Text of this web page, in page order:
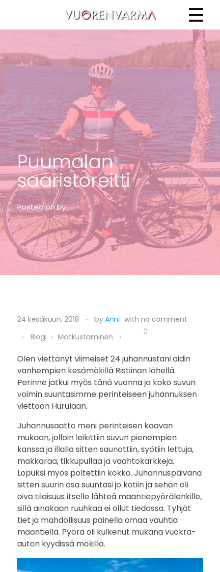
Vuorenvarma
Puumalan
saaristoreitti
Posted onby
P
u
u
m
a
a
n
s
a
a
r
i
24 kesäkuun, 2018 by Anni with no comment
Blogi
Matkustaminen
0
Olen viettänyt viimeiset 24 juhannustani äidin
vanhempien kesämökillä Ristiinan lähellä.
Perinne jatkui myös tänä vuonna ja koko suvun
voimin suuntasimme perinteiseen juhannuksen
viettoon Hurulaan.
Juhannusaatto meni perinteisen kaavan
mukaan, jolloin leikittiin suvun pienempien
kanssa ja illalla sitten saunottiin, syötiin lettuja,
makkaraa, tikkupullaa ja vaahtokarkkeja.
Lopuksi myös poltettiin kokko. Juhannuspäivänä
sitten suurin osa suuntasi jo kotiin ja sehän oli
oiva tilaisuus itselle lähteä maantiepyörälenkille,
sillä ainakaan ruuhkaa ei ollut tiedossa. Tyhjät
tiet ja mahdollisuus painella omaa vauhtia
maantiellä. Pyörä oli kulkenut mukana vuokra-
auton kyydissä mökillä.